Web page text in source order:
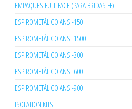
EMPAQUES FULL FACE (PARA BRIDAS FF)
ESPIROMETÁLICO ANSI-150
ESPIROMETÁLICO ANSI-1500
ESPIROMETÁLICO ANSI-300
ESPIROMETÁLICO ANSI-600
ESPIROMETÁLICO ANSI-900
ISOLATION KITS